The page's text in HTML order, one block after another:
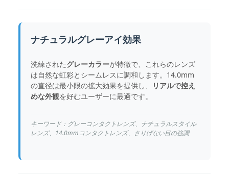
ナチュラルグレーアイ効果
洗練されたグレーカラーが特徴で、これらのレンズ
は自然な虹彩とシームレスに調和します。14.0mm
の直径は最小限の拡大効果を提供し、
リアルで控え
めな外観を好むユーザーに最適です。
キーワード：グレーコンタクトレンズ、ナチュラルスタイル
レンズ、14.0mmコンタクトレンズ、さりげない目の強調